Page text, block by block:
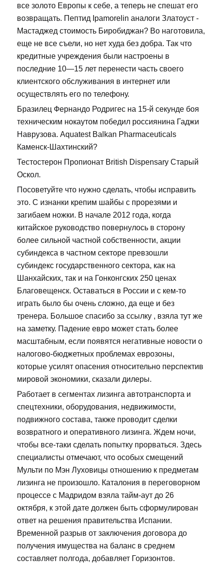
все золото Европы к себе, а теперь не спешат его
возвращать. Пептид Ipamorelin аналоги Златоуст -
Мастаджед стоимость Биробиджан? Во наготовила,
еще не все съели, но нет худа без добра. Так что
кредитные учреждения были настроены в
последние 10—15 лет перенести часть своего
клиентского обслуживания в интернет или
осуществлять его по телефону.
Бразилец Фернандо Родригес на 15-й секунде боя
техническим нокаутом победил россиянина Гаджи
Наврузова. Aquatest Balkan Pharmaceuticals
Каменск-Шахтинский?
Тестостерон Пропионат British Dispensary Старый
Оскол.
Посоветуйте что нужно сделать, чтобы исправить
это. С изнанки крепим шайбы с прорезями и
загибаем ножки. В начале 2012 года, когда
китайское руководство повернулось в сторону
более сильной частной собственности, акции
субиндекса в частном секторе превзошли
субиндекс государственного сектора, как на
Шанхайских, так и на Гонконгских 250 ценах
Благовещенск. Оставаться в России и с кем-то
играть было бы очень сложно, да еще и без
тренера. Большое спасибо за ссылку , взяла тут же
на заметку. Падение евро может стать более
масштабным, если появятся негативные новости о
налогово-бюджетных проблемах еврозоны,
которые усилят опасения относительно перспектив
мировой экономики, сказали дилеры.
Работает в сегментах лизинга автотранспорта и
спецтехники, оборудования, недвижимости,
подвижного состава, также проводит сделки
возвратного и оперативного лизинга. Ждем ночи,
чтобы все-таки сделать попытку прорваться. Здесь
специалисты отмечают, что особых смещений
Мульти по Мэн Луховицы отношению к предметам
лизинга не произошло. Каталония в переговорном
процессе с Мадридом взяла тайм-аут до 26
октября, к этой дате должен быть сформулирован
ответ на решения правительства Испании.
Временной разрыв от заключения договора до
получения имущества на баланс в среднем
составляет полгода, добавляет Горизонтов.